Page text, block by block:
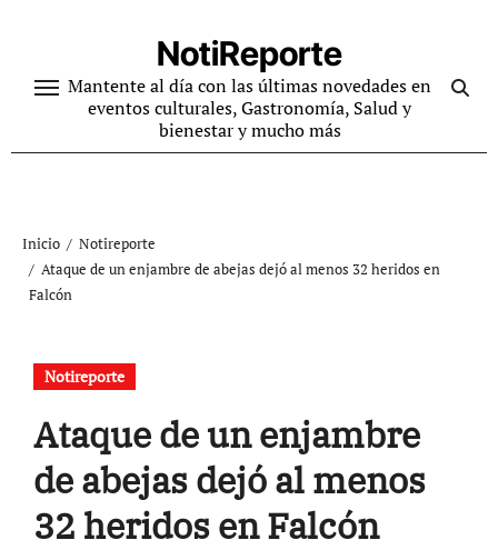
contenido
NotiReporte
Mantente al día con las últimas novedades en
eventos culturales, Gastronomía, Salud y
bienestar y mucho más
Inicio
Notireporte
Ataque de un enjambre de abejas dejó al menos 32 heridos en
Falcón
Notireporte
Ataque de un enjambre
de abejas dejó al menos
32 heridos en Falcón